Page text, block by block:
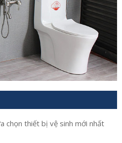
chọn thiết bị vệ sinh mới nhất